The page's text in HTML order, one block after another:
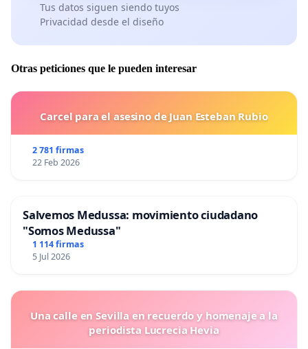
Tus datos siguen siendo tuyos
Privacidad desde el diseño
Otras peticiones que le pueden interesar
Carcel para el asesino de Juan Esteban Rubio
2 781 firmas
22 Feb 2026
Salvemos Medussa: movimiento ciudadano
"Somos Medussa"
1 114 firmas
5 Jul 2026
Una calle en Sevilla en recuerdo y homenaje a la
periodista Lucrecia Hevia